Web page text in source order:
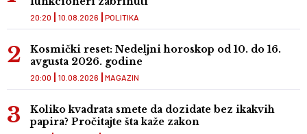
POLITIKA
20:20 10.08.2026
Kosmički reset: Nedeljni horoskop od 10. do 16.
avgusta 2026. godine
MAGAZIN
20:00 10.08.2026
Koliko kvadrata smete da dozidate bez ikakvih
papira? Pročitajte šta kaže zakon